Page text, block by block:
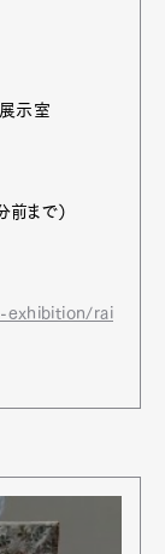
示室
まで）
exhibition/rai